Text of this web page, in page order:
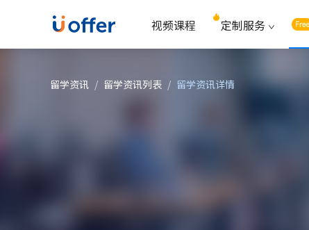
视频课程 定制服务
留学资讯 / 留学资讯列表 / 留学资讯详情